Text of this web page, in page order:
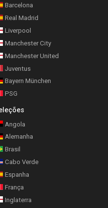
Barcelona
Real Madrid
Liverpool
Manchester City
Manchester United
Juventus
Bayern München
PSG
Angola
Alemanha
Brasil
Cabo Verde
Espanha
França
Inglaterra